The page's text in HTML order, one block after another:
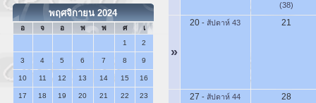
พฤศจิกายน 2024
อ จ อ พ พ ศ
เ
1
2
3 4 5 6 7 8 9
10 11 12 13 14 15 16
17 18 19 20 21 22 23
(38)
»
20 -สัปดาห์ 43 21
27 -สัปดาห์ 44 28